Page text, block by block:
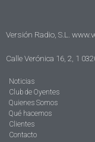
Versión Radio, S.L.
Calle Verónica 16, 2, 1
Noticias
Club de Oyentes
Quienes Somos
Qué hacemos
Clientes
Contacto